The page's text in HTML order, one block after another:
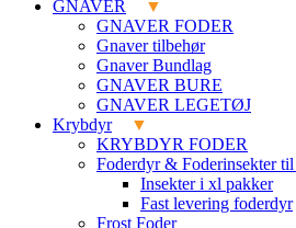
GNAVER
GNAVER FODER
Gnaver tilbehør
Gnaver Bundlag
GNAVER BURE
GNAVER LEGETØJ
Krybdyr
KRYBDYR FODER
Foderdyr & Foderinsekter
Insekter i xl pakker
Fast levering foderdyr
Frost Foder